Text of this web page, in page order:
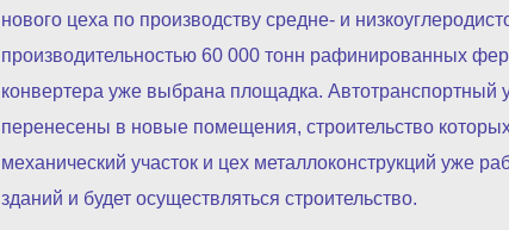
нового цеха по производству средне- и
производительностью 60 000 тонн рафинированных
конвертера уже выбрана площадка. Автотранспортный
перенесены в новые помещения, строительство
механический участок и цех металлоконструкций уже
зданий и будет осуществляться строительство.